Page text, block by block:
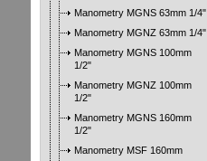
Manometry MGNS 63mm 1/4"
Manometry MGNZ 63mm 1/4"
Manometry MGNS 100mm
1/2"
Manometry MGNZ 100mm
1/2"
Manometry MGNS 160mm
1/2"
Manometry MSF 160mm